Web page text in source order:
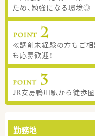
ため、勉強になる環境◎
≪調剤未経験の方もご
も応募歓迎！
JR安房鴨川駅から徒歩圏
勤務地